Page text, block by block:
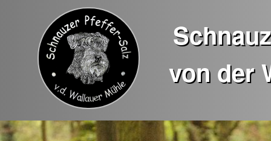
von der